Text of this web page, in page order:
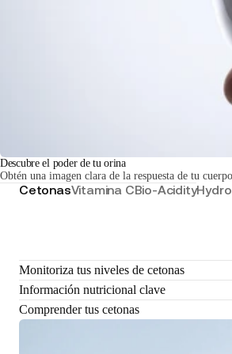
Descubre el poder de tu orina
Obtén una imagen clara de la respuesta de tu
CetonasVitamina CBio-Acidity
Monitoriza tus niveles de cetonas
Información nutricional clave
Comprender tus cetonas